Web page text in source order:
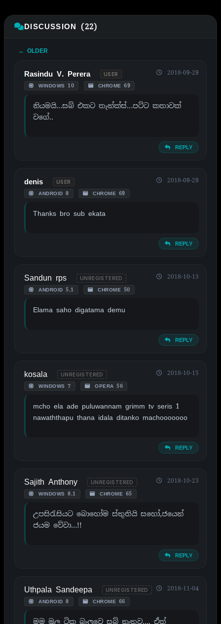
DISCUSSION (22)
← OLDER
Rasindu V. Perera USER
WINDOWS 10 CHROME 69
2018-09-29
නියමයි…සබ් එකට තැන්ක්ස්…පට්ට කතාවක්
වගේ..
REPLY
denis USER
ANDROID 8 CHROME 69
2018-09-29
Thanks bro sub ekata
REPLY
Sandun rps UNREGISTERED
ANDROID 5.1 CHROME 50
2018-10-13
Elama saho digatama demu
REPLY
kosala UNREGISTERED
WINDOWS 7 OPERA 56
2018-10-15
mcho ela ade puluwannam grimm tv seris 1
nawaththapu thana idala ditanko machooooooo
REPLY
Sajith Anthony UNREGISTERED
WINDOWS 8.1 CHROME 65
2018-10-23
උපසිරැසියට බොහෝම ස්තුතියි සහෝ,ජයෙන්
ජයම වේවා…!!
REPLY
Uthpala Sandeepa UNREGISTERED
ANDROID 8 CHROME 66
2018-11-04
මම මුල ටික බැලුවෙ සබ් නැතුව…. ඒත්